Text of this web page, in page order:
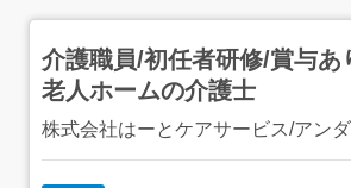
介護職員/初任者研修/賞与あ
老人ホームの介護士
株式会社はーとケアサービス/アン